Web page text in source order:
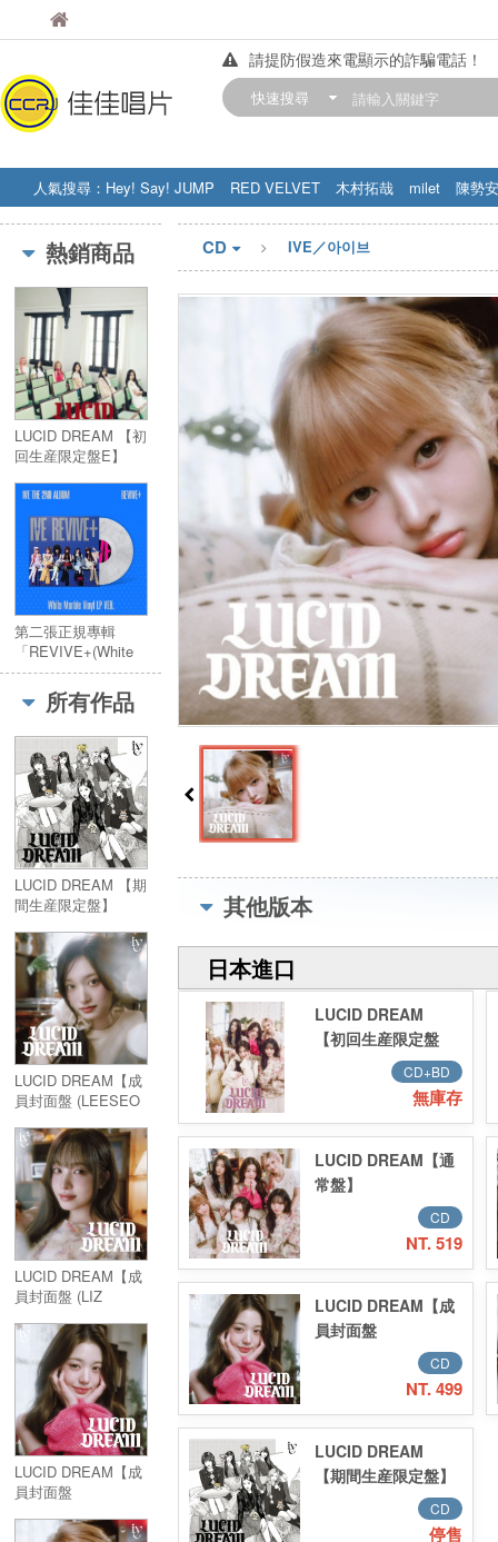
佳佳唱片
請提防假造來電顯示的詐騙電話！
【中華門市營業時間調整公告】
快速搜尋
人氣搜尋： Hey! Say! JUMP RED VELVET 木村拓哉 milet
陳勢安
STRAY KIDS
盧廣仲 周杰伦
熱銷商品
LUCID DREAM 【初
回生産限定盤E】
第二張正規專輯
「REVIVE+(White
Marble Vinyl LP
VER.)」(韓國進口限
量版黑膠LP)
所有作品
LUCID DREAM 【期
間生産限定盤】
LUCID DREAM【成
員封面盤 (LEESEO
LUCID DREAM【成
員封面盤 (LIZ
LUCID DREAM【成
員封面盤
ver.)】
CD IVE／아이브
其他版本
日本進口
LUCID DREAM
【初回生産限定盤
I】(CD+Blu-ray)
CD+BD
無庫存
LUCID DREAM【通
常盤】
CD
NT. 519
LUCID DREAM【成
員封面盤
CD
NT. 499
LUCID DREAM
【期間生産限定盤】
CD
停售